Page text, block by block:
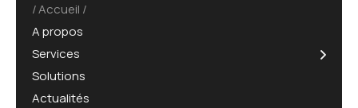
Accueil
A propos
Services
Solutions
Actualités